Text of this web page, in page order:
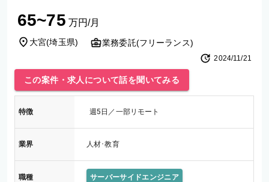
ル開
65~75 万円/月
大宮(埼玉県) 業務委託(フリーランス)
2024/11/21
この案件・求人について話を聞いてみる
特徴 週5日／一部リモート
業界 人材･教育
職種 サーバーサイドエンジニア